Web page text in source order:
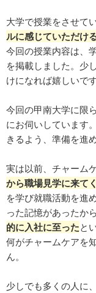
大学で授業をさせて
ルに感じていただけ
今回の授業内容は、
を掲載しました。少
けになれば嬉しいです
今回の甲南大学に限
にお伺いしています
きるよう、準備を進
実は以前、チャーム
から職場見学に来て
を学び就職活動を進
った記憶があったか
的に入社に至ったと
何がチャームケアを
ん。
少しでも多くの人に